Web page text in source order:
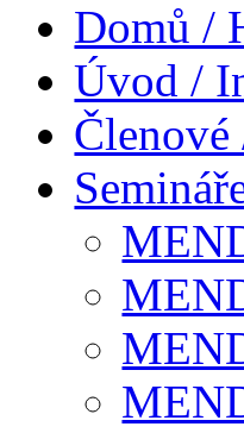
Domů /
Úvod /
Členové